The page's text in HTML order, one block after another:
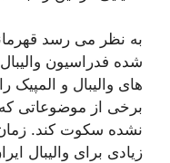
به نظر می رسد
شده فدراسیون
های والیبال و
برخی از موضوعاتی
نشده سکوت کند. زمان
زیادی برای والیبال